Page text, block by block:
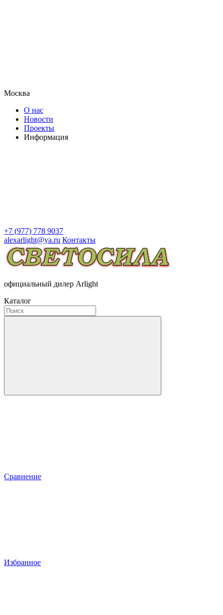
Москва
О нас
Новости
Проекты
Информация
+7 (977) 778 9037
alexarlight@ya.ru Контакты
официальный дилер Arlight
Каталог
Сравнение
Избранное